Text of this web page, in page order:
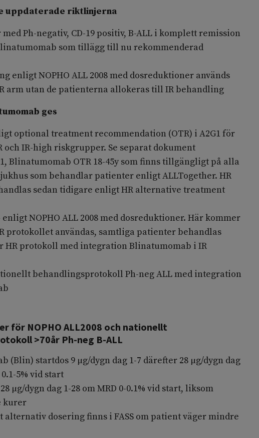
uppdaterade riktlinjerna
Ph-negativ, CD-19 positiv, B-ALL i komplett remission
som tillägg till nu rekommenderad
enligt NOPHO ALL 2008 med dosreduktioner används
arm utan de patienterna allokeras till IR behandling
ges
optional treatment recommendation (OTR) i A2G1 för
och IR-high riskgrupper. Se separat dokument
Blinatumomab OTR 18-45y som finns tillgängligt på alla
som behandlar patienter enligt ALLTogether. HR
sedan tidigare enligt HR alternative treatment
enligt NOPHO ALL 2008 med dosreduktioner. Här kommer
protokollet användas, samtliga patienter behandlas
HR protokoll med integration Blinatumomab i IR
behandlingsprotokoll Ph-neg ALL med integration
för NOPHO ALL2008 och nationellt
>70år Ph-neg B-ALL
(Blin) startdos 9 µg/dygn dag 1-7 därefter 28 µg/dygn dag
5% vid start
µg/dygn dag 1-28 om MRD 0-0.1% vid start, liksom
kurer
alternativ dosering finns i FASS om patient väger mindre